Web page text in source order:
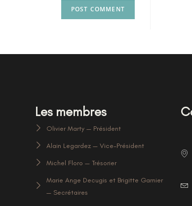
Les membres
Olivier Marty — Président
Alain Legardez — Vice-Président
Michel Floro — Trésorier
Marie Ange Decugis et Brigitte Garnier
— Secrétaires